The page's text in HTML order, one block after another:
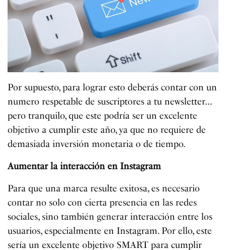
Por supuesto, para lograr esto deberás contar con un
numero respetable de suscriptores a tu newsletter…
pero tranquilo, que este podría ser un excelente
objetivo a cumplir este año, ya que no requiere de
demasiada inversión monetaria o de tiempo.
Aumentar la interacción en Instagram
Para que una marca resulte exitosa, es necesario
contar no solo con cierta presencia en las redes
sociales, sino también generar interacción entre los
usuarios, especialmente en Instagram. Por ello, este
sería un excelente objetivo SMART para cumplir